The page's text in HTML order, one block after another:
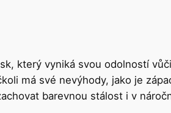
který vyniká svou odolností
má své nevýhody, jako je
barevnou stálost i v